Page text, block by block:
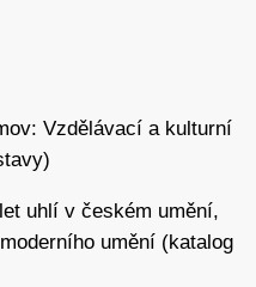
s umělci jako
Mácha, ale také
Romantická
už v raném věku.
„máchovskou“
na Říp, četba Novalise
o jeskyně, které se
Vzdělávací a kulturní
uhlí v českém umění,
umění (katalog